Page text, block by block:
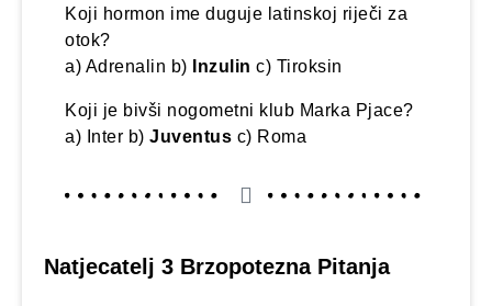
Koji hormon ime duguje latinskoj riječi za
otok?
a) Adrenalin b)
Inzulin c) Tiroksin
Koji je bivši nogometni klub Marka Pjace?
a) Inter b)Juventus c) Roma
Natjecatelj 3 Brzopotezna Pitanja